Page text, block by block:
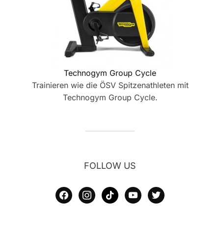
Technogym Group Cycle
Trainieren wie die ÖSV Spitzenathleten mit
Technogym Group Cycle.
FOLLOW US
facebookinstagram
tiktok youtubetwitter